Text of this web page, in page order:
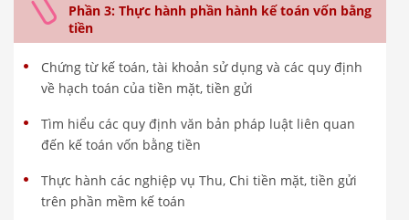
Phần 3: Thực hành phần hành kế toán vốn bằng
tiền
Chứng từ kế toán, tài khoản sử dụng và các quy định
về hạch toán của tiền mặt, tiền gửi
Tìm hiểu các quy định văn bản pháp luật liên quan
đến kế toán vốn bằng tiền
Thực hành các nghiệp vụ Thu, Chi tiền mặt, tiền gửi
trên phần mềm kế toán